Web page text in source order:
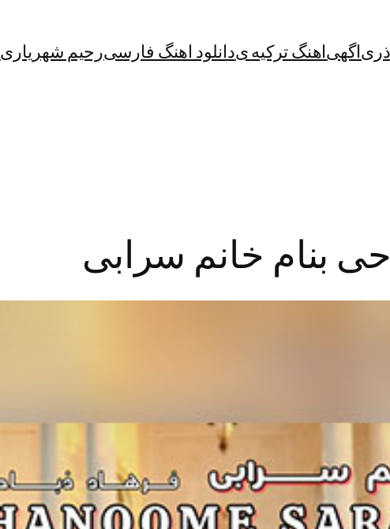
اگهیاهنگ ترکیه یدانلود اهنگ فارسیرحیم شهریاری
بنام خانم سرابی